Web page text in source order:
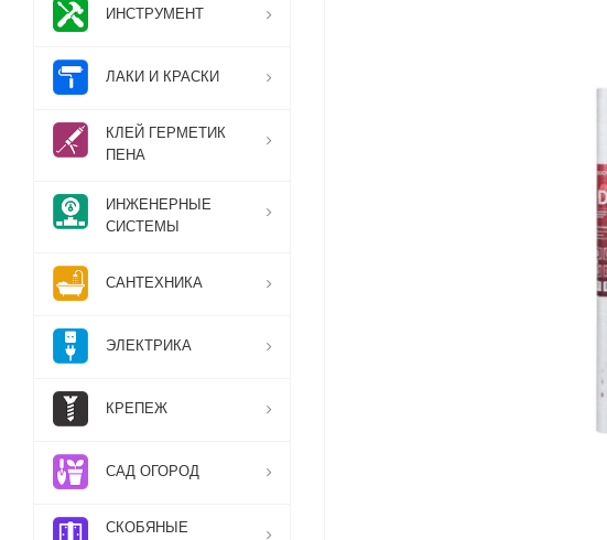
ИНСТРУМЕНТ
ЛАКИ И КРАСКИ
КЛЕЙ ГЕРМЕТИК
ПЕНА
ИНЖЕНЕРНЫЕ
СИСТЕМЫ
САНТЕХНИКА
ЭЛЕКТРИКА
КРЕПЕЖ
САД ОГОРОД
СКОБЯНЫЕ